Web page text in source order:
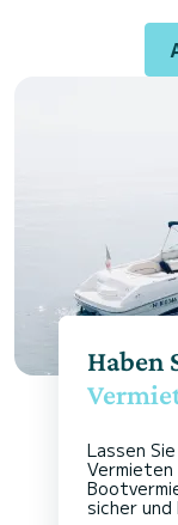
Haben
Lassen
sicher